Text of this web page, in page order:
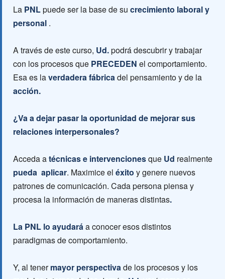
La PNLpuede ser la base de su crecimiento laboral y
personal .
A través de este curso, Ud.podrá descubrir y trabajar
con los procesos que PRECEDEN el comportamiento.
Esa es laverdadera fábricadel pensamiento y de la
acción.
¿Va a dejar pasar la oportunidad de mejorar sus
relaciones interpersonales?
Acceda atécnicas e intervencionesque Ud realmente
pueda aplicar. Maximice el éxito y genere nuevos
patrones de comunicación. Cada persona piensa y
procesa la información de maneras distintas.
La PNL lo ayudaráa conocer esos distintos
paradigmas de comportamiento.
Y, al tenermayor perspectivade los procesos y los